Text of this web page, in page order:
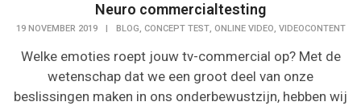
Neuro commercialtesting
19 NOVEMBER 2019 BLOG, CONCEPT TEST, ONLINE VIDEO, VIDEOCONTENT
Welke emoties roept jouw tv-commercial op? Met de
wetenschap dat we een groot deel van onze
beslissingen maken in ons onderbewustzijn, hebben wij